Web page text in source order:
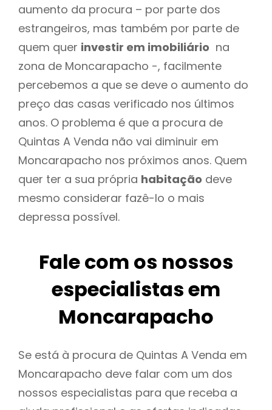
aumento da procura – por parte dos
estrangeiros, mas também por parte de
quem quer investir em imobiliário na
zona de Moncarapacho -, facilmente
percebemos a que se deve o aumento do
preço das casas verificado nos últimos
anos. O problema é que a procura de
Quintas A Venda não vai diminuir em
Moncarapacho nos próximos anos. Quem
quer ter a sua própria habitação deve
mesmo considerar fazê-lo o mais
depressa possível.
Fale com os nossos
especialistas em
Moncarapacho
Se está à procura de Quintas A Venda em
Moncarapacho deve falar com um dos
nossos especialistas para que receba a